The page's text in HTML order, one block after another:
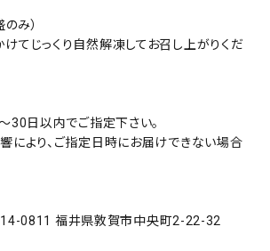
み）
てじっくり自然解凍してお召し上がりくだ
30日以内でご指定下さい。
により、ご指定日時にお届けできない場合
0811 福井県敦賀市中央町2-22-32